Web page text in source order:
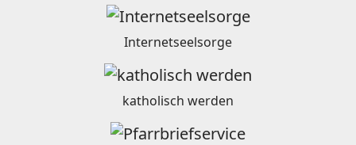
Internetseelsorge
katholisch werden